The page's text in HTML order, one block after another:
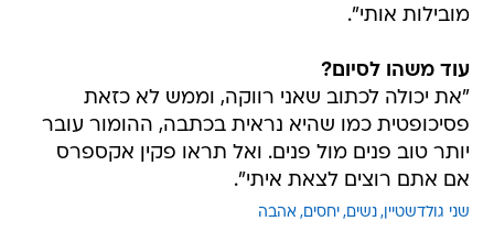
מובילות אותי".
עוד משהו לסיום?
"את יכולה לכתוב שאני רווקה, וממש לא כזאת
פסיכופטית כמו שהיא נראית בכתבה, ההומור עובר
יותר טוב פנים מול פנים. ואל תראו פקין אקספרס
אם אתם רוצים לצאת איתי".
שני גולדשטיין נשים יחסים אהבה